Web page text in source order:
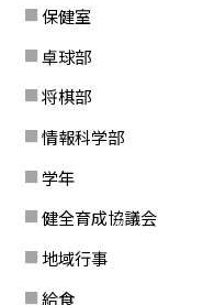
保健室
卓球部
将棋部
情報科学部
学年
健全育成協議会
地域行事
給食